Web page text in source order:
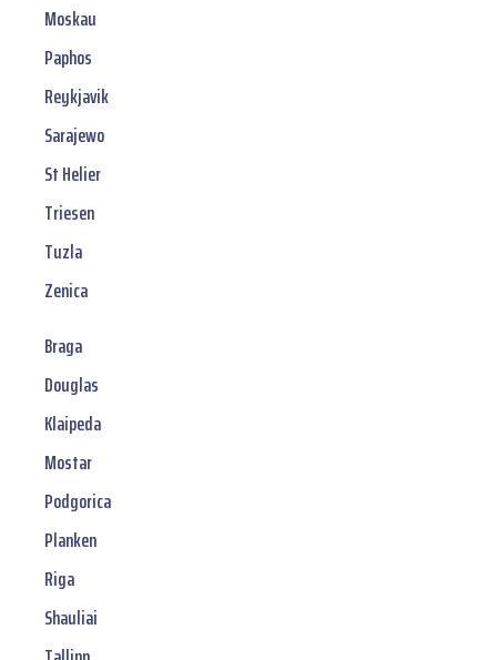
Moskau
Paphos
Reykjavik
Sarajewo
St Helier
Triesen
Tuzla
Zenica
Braga
Douglas
Klaipeda
Mostar
Podgorica
Planken
Riga
Shauliai